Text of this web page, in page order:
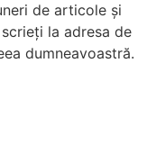
de articole şi
la adresa de
dumneavoastră.